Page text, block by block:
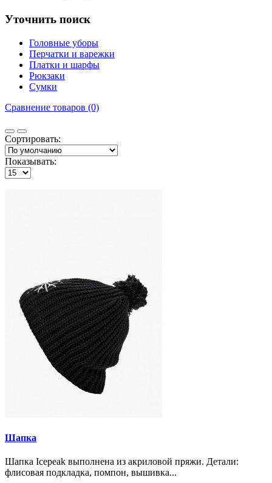
Уточнить поиск
Головные уборы
Перчатки и варежки
Платки и шарфы
Рюкзаки
Сумки
Сравнение товаров (0)
Сортировать:
Показывать:
Шапка
Шапка Icepeak выполнена из акриловой пряжи. Детали:
флисовая подкладка, помпон, вышивка...